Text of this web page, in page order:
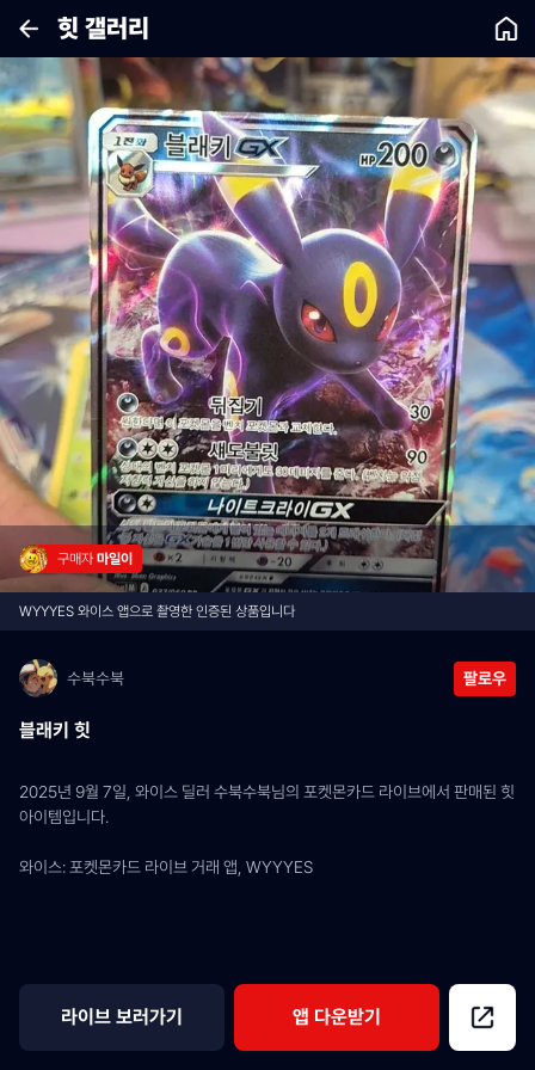
힛 갤러리
구매자 마일이
WYYYES 와이스 앱으로 촬영한 인증된 상품입니다
수북수북 팔로우
블래키 힛
2025년 9월 7일, 와이스 딜러 수북수북님의 포켓몬카드 라이브에서 판매된 힛
아이템입니다.
와이스: 포켓몬카드 라이브 거래 앱, WYYYES
라이브 보러가기 앱 다운받기